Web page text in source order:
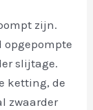
zijn.
opgepompte
slijtage.
ketting, de
zwaarder